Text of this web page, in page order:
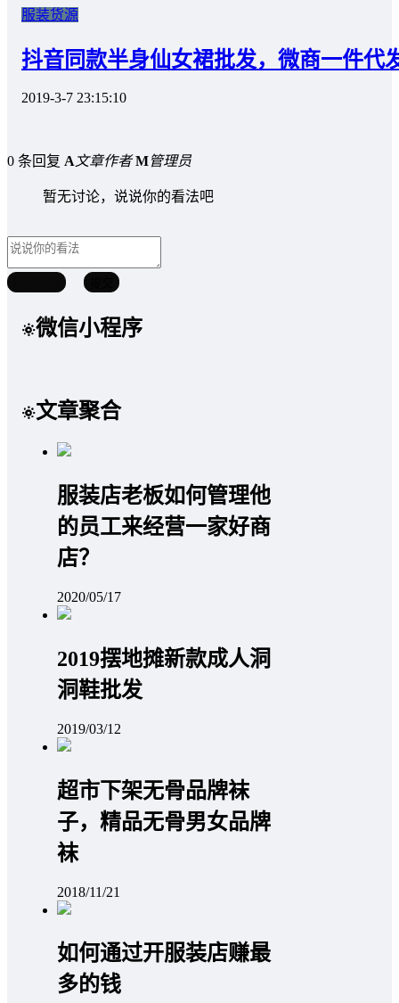
服装货源
抖音同款半身仙女裙批发，微商一件代
2019-3-7 23:15:10
0 条回复 A文章作者 M管理员
暂无讨论，说说你的看法吧
微信小程序
文章聚合
服装店老板如何管理他
的员工来经营一家好商
店？
2020/05/17
2019摆地摊新款成人洞
洞鞋批发
2019/03/12
超市下架无骨品牌袜
子，精品无骨男女品牌
袜
2018/11/21
如何通过开服装店赚最
多的钱